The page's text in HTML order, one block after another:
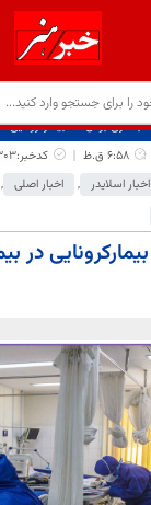
بستری بودن ۵۵ بیمارکرونایی در بیمارستانهای خراسان جنوبی
6:58 ق.ظ
کدخبر:46303
اخبار اسلایدر , اخبار اصلی ,
بستری بودن ۵۵